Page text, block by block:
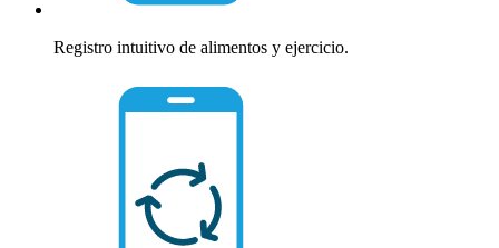
Registro intuitivo de alimentos y ejercicio.